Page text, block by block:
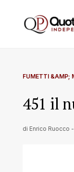
FUMETTI &AMP;
451 il
di Enrico Ruocco -